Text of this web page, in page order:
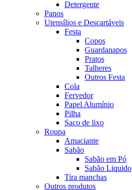
Detergente
Panos
Utensílios e Descartáveis
Festa
Copos
Guardanapos
Pratos
Talheres
Outros Festa
Cola
Fervedor
Papel Alumínio
Pilha
Saco de lixo
Roupa
Amaciante
Sabão
Sabão em Pó
Sabão Liquido
Tira manchas
Outros produtos